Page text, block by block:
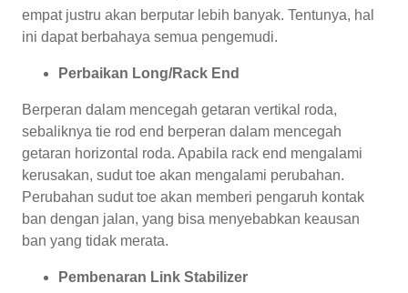
empat justru akan berputar lebih banyak. Tentunya, hal
ini dapat berbahaya semua pengemudi.
Perbaikan Long/Rack End
Berperan dalam mencegah getaran vertikal roda,
sebaliknya tie rod end berperan dalam mencegah
getaran horizontal roda. Apabila rack end mengalami
kerusakan, sudut toe akan mengalami perubahan.
Perubahan sudut toe akan memberi pengaruh kontak
ban dengan jalan, yang bisa menyebabkan keausan
ban yang tidak merata.
Pembenaran Link Stabilizer